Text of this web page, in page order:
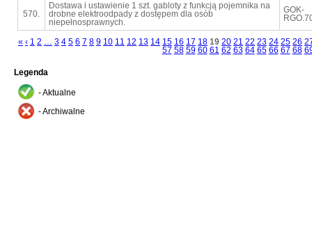
570.
Dostawa i ustawienie 1 szt. gabloty z funkcją pojemnika na
drobne elektroodpady z dostępem dla osób
niepełnosprawnych.
GOK-
« ‹ 1 2 … 3 4 5 6 7 8 9 10 11 12 13 14 15 16 17 18 19 20 21 22 23 24 25 26
57 58 59 60 61 62 63 64 65 66 67 68
Legenda
- Aktualne
- Archiwalne